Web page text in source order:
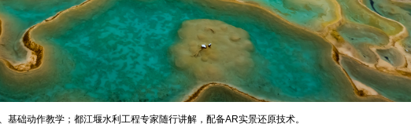
础动作教学；都江堰水利工程专家随行讲解，配备AR实景还原技术。